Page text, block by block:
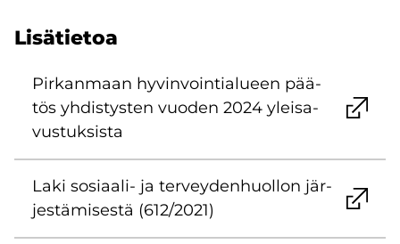
Li­sä­tie­toa
Pir­kan­maan hy­vin­voin­tia­lu­een pää­
tös yh­dis­tys­ten vuo­den 2024 ylei­sa­
vus­tuk­sis­ta
Laki sosiaali-​ ja ter­vey­den­huol­lon jär­
jes­tä­mi­ses­tä (612/2021)